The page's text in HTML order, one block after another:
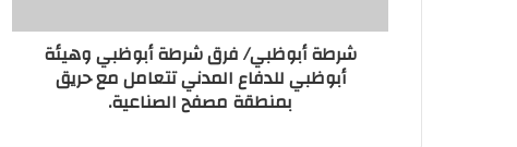
شرطة أبوظبي/ فرق شرطة أبوظبي وهيئة
أبوظبي للدفاع المدني تتعامل مع حريق
بمنطقة مصفح الصناعية.